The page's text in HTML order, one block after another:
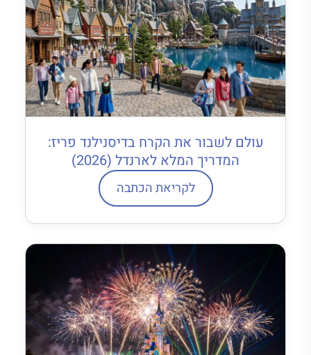
עולם לשבור את הקרח בדיסנילנד פריז:
המדריך המלא לארנדל (2026)
לקריאת הכתבה